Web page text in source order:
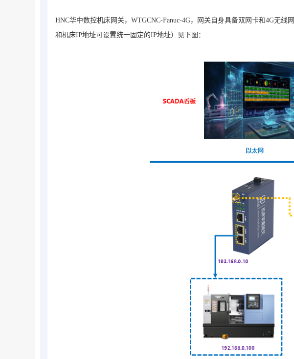
HNC华中数控机床网关，WTGCNC-Fanuc-4G，网关自身具备双网卡和4G无
和机床IP地址可设置统一固定的IP地址）见下图：